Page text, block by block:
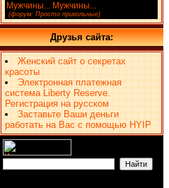
Мужчины... Мужчины...
(форум: Просто прикольные)
Друзья сайта:
Женский сайт о секретах
красоты
Электронная платежная
система Liberty Reserve.
Регистрация на русском
Заставьте Ваши деньги
работать на Вас с помощью HYIP